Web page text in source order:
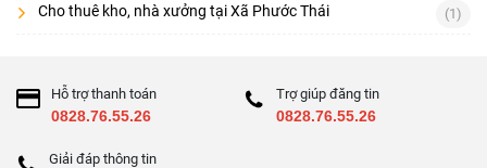
Cho thuê kho, nhà xưởng tại Xã Phước Thái (1)
Hỗ trợ thanh toán
0828.76.55.26
Trợ giúp đăng tin
0828.76.55.26
Giải đáp thông tin